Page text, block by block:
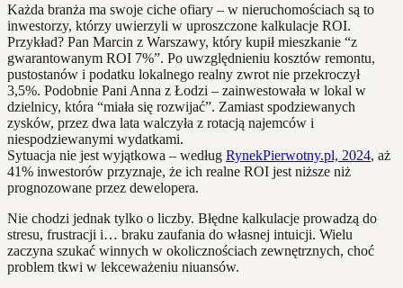
Każda branża ma swoje ciche ofiary – w nieruchomościach są to
inwestorzy, którzy uwierzyli w uproszczone kalkulacje ROI.
Przykład? Pan Marcin z Warszawy, który kupił mieszkanie “z
gwarantowanym ROI 7%”. Po uwzględnieniu kosztów remontu,
pustostanów i podatku lokalnego realny zwrot nie przekroczył
3,5%. Podobnie Pani Anna z Łodzi – zainwestowała w lokal w
dzielnicy, która “miała się rozwijać”. Zamiast spodziewanych
zysków, przez dwa lata walczyła z rotacją najemców i
niespodziewanymi wydatkami.
Sytuacja nie jest wyjątkowa – według RynekPierwotny.pl, 2024, aż
41% inwestorów przyznaje, że ich realne ROI jest niższe niż
prognozowane przez dewelopera.
Nie chodzi jednak tylko o liczby. Błędne kalkulacje prowadzą do
stresu, frustracji i… braku zaufania do własnej intuicji. Wielu
zaczyna szukać winnych w okolicznościach zewnętrznych, choć
problem tkwi w lekceważeniu niuansów.